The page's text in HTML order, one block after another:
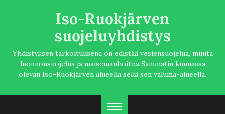
Iso-Ruokjärven
suojeluyhdistys
Yhdistyksen tarkoituksena on edistää vesiensuojelua, muuta
luonnonsuojelua ja maisemanhoitoa Sammatin kunnassa
olevan Iso-Ruokjärven alueella sekä sen valuma-alueella.